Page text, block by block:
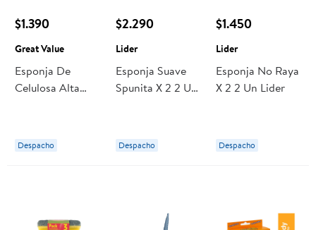
$1.390
Great Value
Esponja De
Celulosa Alta
Despacho
$2.290
Lider
Esponja Suave
Spunita X 2 2 Un
Despacho
$1.450
Lider
Esponja No Raya
X 2 2 Un Lider
Despacho